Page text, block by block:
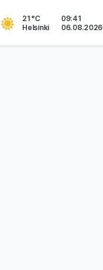
21 °C
Helsinki
09:41
06.08.2026